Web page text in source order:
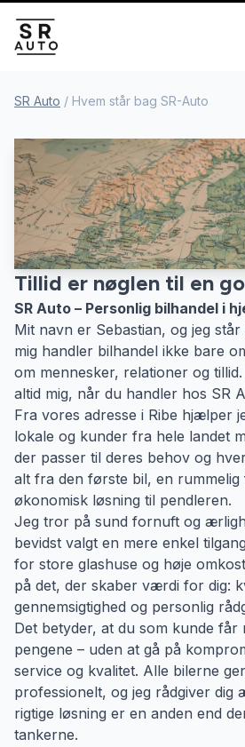
SR Auto / Hvem står bag SR-Auto
Tillid er nøglen til en
SR Auto – Personlig bilhandel i
Mit navn er Sebastian, og jeg
mig handler bilhandel ikke bare
om mennesker, relationer og
altid mig, når du handler hos SR
Fra vores adresse i Ribe hjælper
lokale og kunder fra hele landet
der passer til deres behov og
alt fra den første bil, en rummelig
økonomisk løsning til pendleren.
Jeg tror på sund fornuft og
bevidst valgt en mere enkel
for store glashuse og høje
på det, der skaber værdi for dig:
gennemsigtighed og personlig
Det betyder, at du som kunde får
pengene – uden at gå på
service og kvalitet. Alle bilerne
professionelt, og jeg rådgiver dig
rigtige løsning er en anden end
tankerne.